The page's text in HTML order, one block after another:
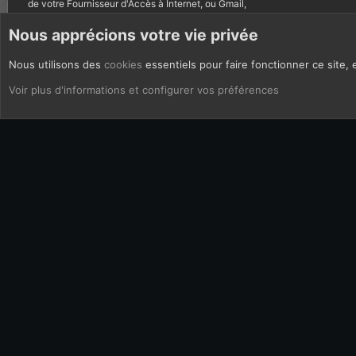
de votre Fournisseur d'Accès à Internet, ou Gmail,
CoOkies Français (FR)
Nous apprécions votre vie privée
Nous utilisons des cookies essentiels pour faire fonctionner ce site,
Voir plus d'informations et configurer vos préférences